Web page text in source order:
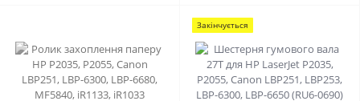
Закінчується